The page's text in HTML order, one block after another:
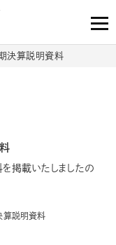
決算説明資料
掲載いたしましたの
算説明資料